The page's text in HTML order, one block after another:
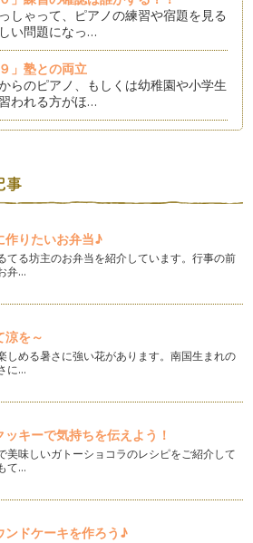
しゃって、ピアノの練習や宿題を見る
い問題になっ…
」塾との両立
らのピアノ、もしくは幼稚園や小学生
われる方がほ…
ています。 …
」練習の導き
これは、ピアノレッスン受講者の親な
れません。 …
」練習に寄り添う心得５カ条
「ピアノを習っているけど全然家で練
か迷う」とい…
」ピアノの練習量はどれくらい？！
練習してからレッスンに伺うものなん
んは多いです…
マナーを学ぼう
いよいよ、入園！っとなった時に、母
面、子供の成…
」おうち練習の仕方
調に育っていくと、次は産まれてきた
い事をさせて…
作りたいお弁当♪
てる坊主のお弁当を紹介しています。行事の前
弁…
涼を～
しめる暑さに強い花があります。南国生まれの
に…
ッキーで気持ちを伝えよう！
美味しいガトーショコラのレシピをご紹介して
て…
ンドケーキを作ろう♪